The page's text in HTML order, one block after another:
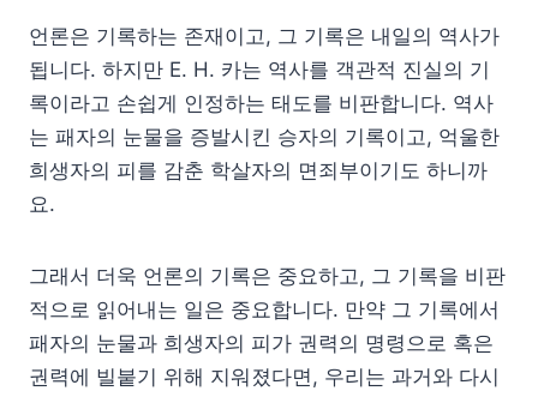
언론은 기록하는 존재이고, 그 기록은 내일의 역사가
됩니다. 하지만 E. H. 카는 역사를 객관적 진실의 기
록이라고 손쉽게 인정하는 태도를 비판합니다. 역사
는 패자의 눈물을 증발시킨 승자의 기록이고, 억울한
희생자의 피를 감춘 학살자의 면죄부이기도 하니까
요.
그래서 더욱 언론의 기록은 중요하고, 그 기록을 비판
적으로 읽어내는 일은 중요합니다. 만약 그 기록에서
패자의 눈물과 희생자의 피가 권력의 명령으로 혹은
권력에 빌붙기 위해 지워졌다면, 우리는 과거와 다시